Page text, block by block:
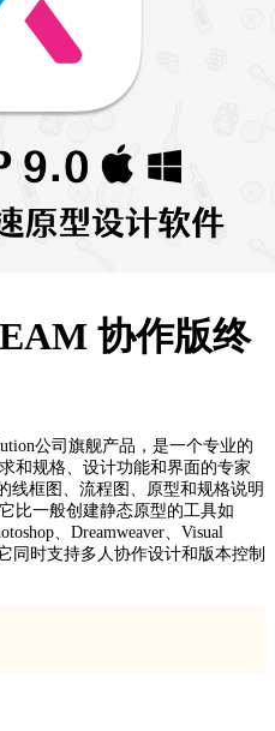
协作版终
公司旗舰产品，是一个专业的
和规格、设计功能和界面的专家
线框图、流程图、原型和规格说明
比一般创建静态原型的工具如
、Dreamweaver、Visual
同时支持多人协作设计和版本控制